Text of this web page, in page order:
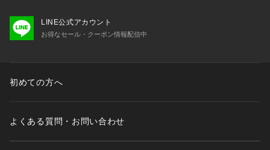
LINE公式アカウント
お得なセール・クーポン情報配信中
初めての方へ
よくある質問・お問い合わせ